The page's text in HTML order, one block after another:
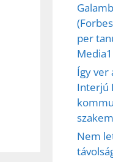
per
Így ver
Interjú
Nem